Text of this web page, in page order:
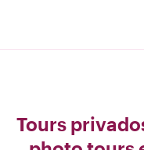
Tours